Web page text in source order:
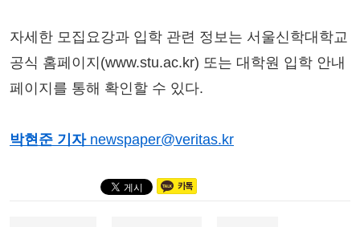
자세한 모집요강과 입학 관련 정보는 서울신학대학교
공식 홈페이지(www.stu.ac.kr) 또는 대학원 입학 안내
페이지를 통해 확인할 수 있다.
박현준 기자 newspaper@veritas.kr